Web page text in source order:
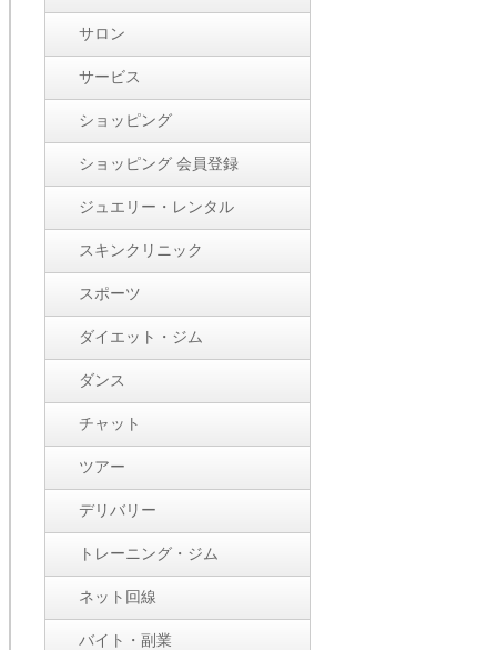
サロン
サービス
ショッピング
ショッピング 会員登録
ジュエリー・レンタル
スキンクリニック
スポーツ
ダイエット・ジム
ダンス
チャット
ツアー
デリバリー
トレーニング・ジム
ネット回線
バイト・副業